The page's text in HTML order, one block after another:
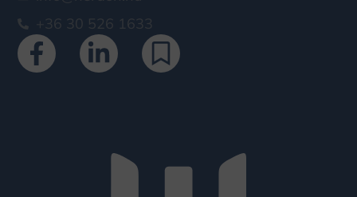
+36 30 526 1633